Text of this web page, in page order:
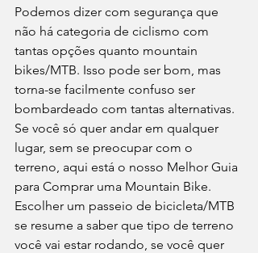
Podemos dizer com segurança que
não há categoria de ciclismo com
tantas opções quanto mountain
bikes/MTB. Isso pode ser bom, mas
torna-se facilmente confuso ser
bombardeado com tantas alternativas.
Se você só quer andar em qualquer
lugar, sem se preocupar com o
terreno, aqui está o nosso Melhor Guia
para Comprar uma Mountain Bike.
Escolher um passeio de bicicleta/MTB
se resume a saber que tipo de terreno
você vai estar rodando, se você quer